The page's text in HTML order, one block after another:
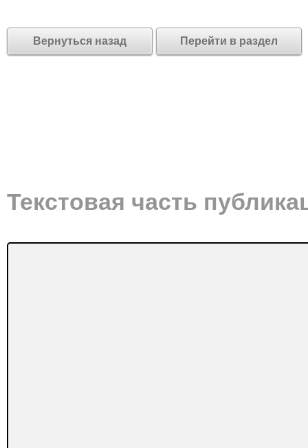
Вернуться назад Перейти в раздел
Текстовая часть